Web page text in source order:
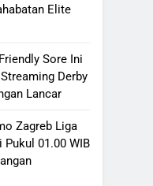
Elite
Sore Ini
Derby
Lancar
Zagreb Liga
Pukul 01.00 WIB